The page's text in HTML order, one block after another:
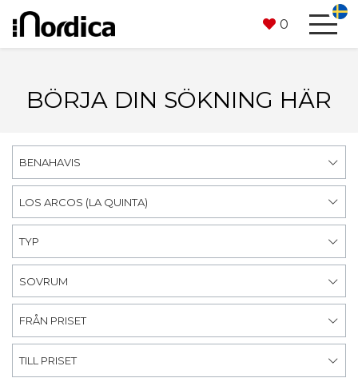
0
BÖRJA DIN SÖKNING HÄR
BENAHAVIS
LOS ARCOS (LA QUINTA)
TYP
SOVRUM
FRÅN PRISET
TILL PRISET